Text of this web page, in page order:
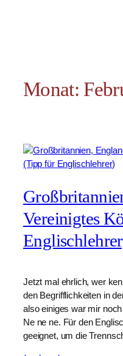
Monat:
Vereinigtes
Jetzt mal ehrlich, wer
den Begrifflichkeiten in
also einiges war mir
Ne ne ne. Für den
geeignet, um die